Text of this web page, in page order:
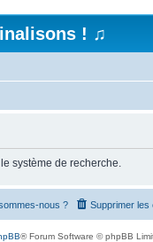
! ♫
système de recherche.
Supprimer les
nous ?
® Forum Software © phpBB